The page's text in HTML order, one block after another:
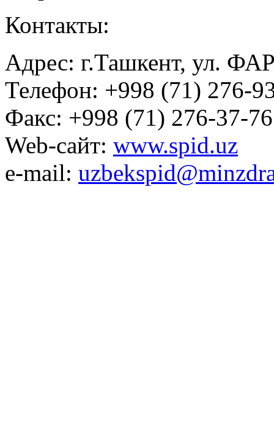
Контакты:
Адрес: г.Ташкент, ул.
Телефон: +998 (71) 276-
Факс: +998 (71) 276-37-76
Web-сайт: www.spid.uz
e-mail: